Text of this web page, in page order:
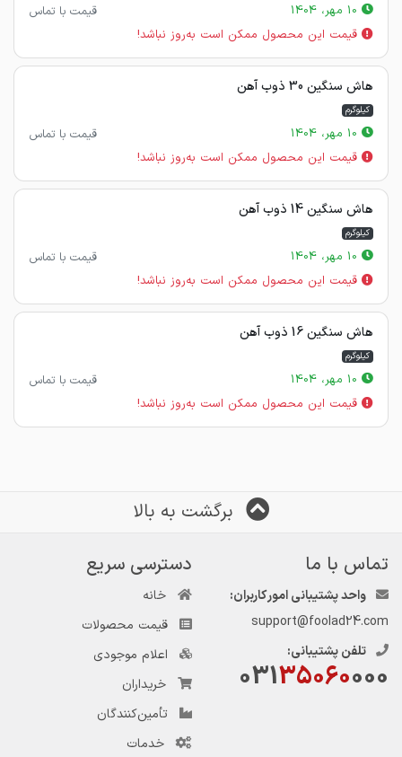
قیمت با تماس
قیمت این محصول ممکن است به‌روز نباشد!
هاش سنگین 30 ذوب آهن
کیلوگرم
قیمت با تماس
قیمت این محصول ممکن است به‌روز نباشد!
هاش سنگین 14 ذوب آهن
کیلوگرم
قیمت با تماس
قیمت این محصول ممکن است به‌روز نباشد!
هاش سنگین 16 ذوب آهن
کیلوگرم
قیمت با تماس
قیمت این محصول ممکن است به‌روز نباشد!
برگشت به بالا
تماس با ما
واحد پشتیبانی امور کاربران:
support@foolad24.com
تلفن پشتیبانی:
03135060000
دسترسی سریع
خانه
قیمت محصولات
اعلام موجودی
خریداران
تأمین‌کنندگان
خدمات